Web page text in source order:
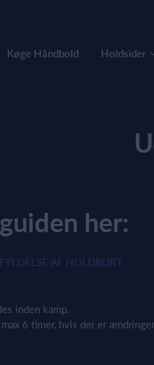
Køge Håndbold Holdsider
her:
AF HOLDKORT
inden kamp.
6 timer, hvis der er